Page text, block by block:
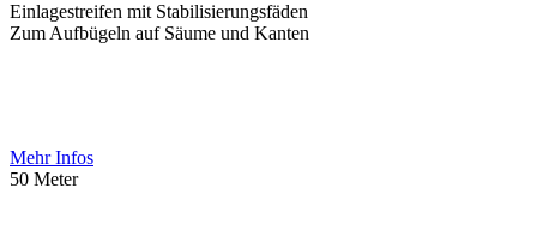
Einlagestreifen mit Stabilisierungsfäden
Zum Aufbügeln auf Säume und Kanten
Mehr Infos
50 Meter